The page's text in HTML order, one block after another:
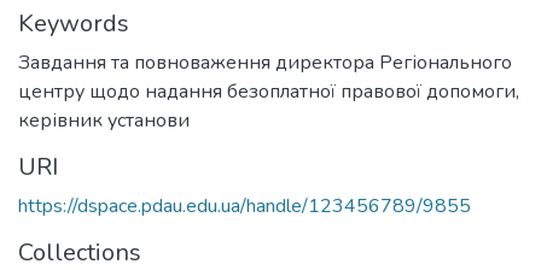
Keywords
Завдання та повноваження директора Регіонального
центру щодо надання безоплатної правової допомоги,
керівник установи
URI
https://dspace.pdau.edu.ua/handle/123456789/9855
Collections